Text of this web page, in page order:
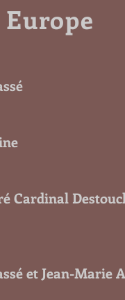
Cardinal
et Jean-Marie